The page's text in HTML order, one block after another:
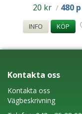
20 kr / 480 p
INFO KÖP
Kontakta oss
Kontakta oss
Vägbeskrivning